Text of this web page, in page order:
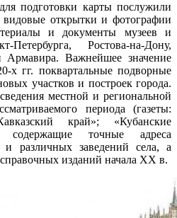
подготовки карты послужили
открытки и фотографии
и документы музеев и
Ростова-на-Дону,
Армавира. Важнейшее значение
х гг. поквартальные подворные
участков и построек города.
местной и региональной
периода (газеты:
край»; «Кубанские
содержащие точные адреса
и различных заведений села, а
изданий начала ХХ в.